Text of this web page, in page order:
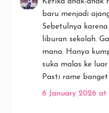
Ketika anak-anak
baru menjadi
Sebetulnya
liburan sekolah.
mana. Hanya
suka malas ke
Pasti rame banget
6 January 2026 at